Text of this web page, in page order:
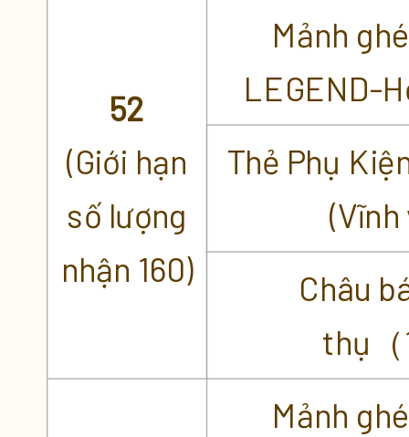
52
(Giới hạn
số lượng
nhận 160)
Mảnh
LEGEND-
Thẻ Phụ
Châu
thụ
Mảnh